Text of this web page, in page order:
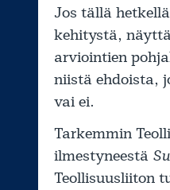
Jos tällä
kehitystä,
arviointien
niistä ehdoista,
vai ei.
Tarkemmin
ilmestyneestä
Teollisuusliiton